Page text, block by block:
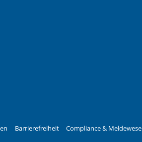
mit Unternehmen der Freien
Seite
Xing-Seite
Barrierefreiheit Compliance &